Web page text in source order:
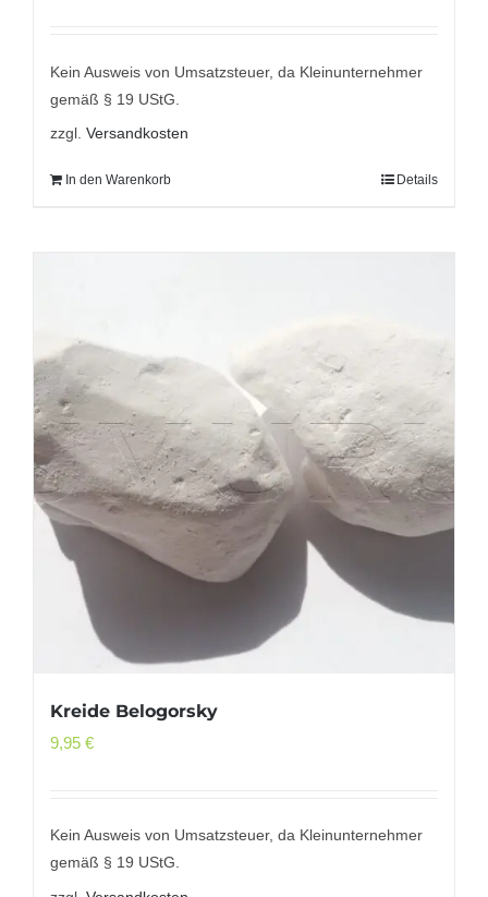
Kein Ausweis von Umsatzsteuer, da Kleinunternehmer
gemäß § 19 UStG.
zzgl. Versandkosten
In den Warenkorb Details
Kreide Belogorsky
9,95 €
Kein Ausweis von Umsatzsteuer, da Kleinunternehmer
gemäß § 19 UStG.